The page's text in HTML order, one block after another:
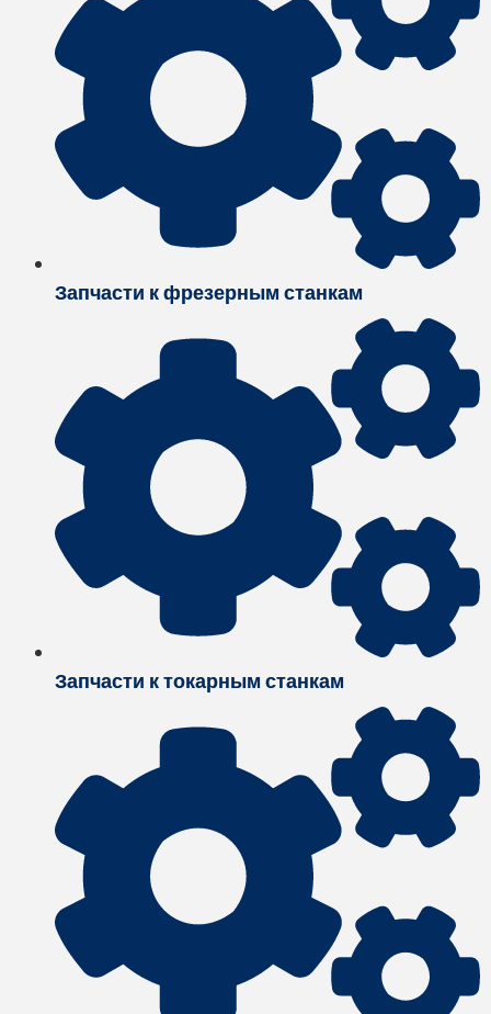
Запчасти к фрезерным станкам
Запчасти к токарным станкам